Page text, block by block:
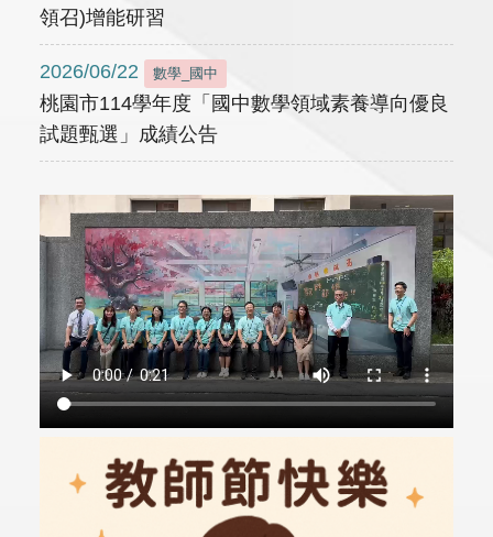
領召)增能研習
2026/06/22 數學_國中
桃園市114學年度「國中數學領域素養導向優良
試題甄選」成績公告